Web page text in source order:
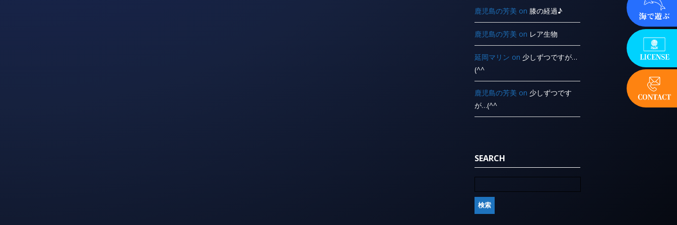
鹿児島の芳美 on 膝の経過♪
鹿児島の芳美 on レア生物
延岡マリン on 少しずつですが…
(^^ ゞ
鹿児島の芳美 on 少しずつです
が…(^^ ゞ
SEARCH